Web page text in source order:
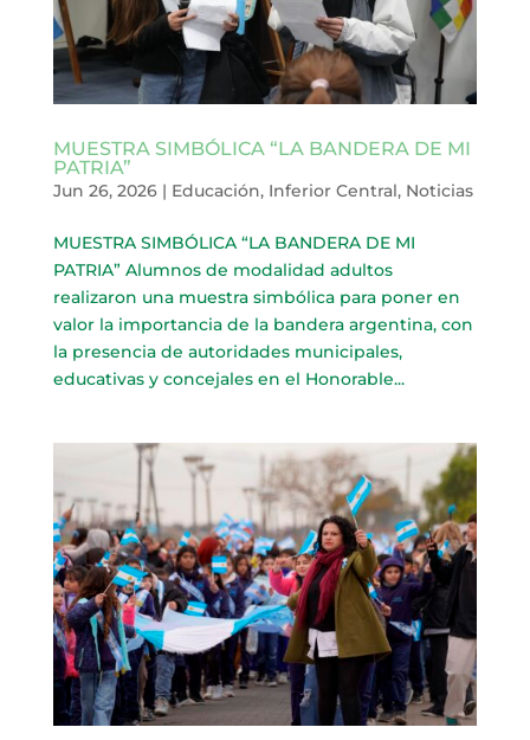
MUESTRA SIMBÓLICA “LA BANDERA DE MI
PATRIA”
Jun 26, 2026| Educación, Inferior Central, Noticias
MUESTRA SIMBÓLICA “LA BANDERA DE MI
PATRIA” Alumnos de modalidad adultos
realizaron una muestra simbólica para poner en
valor la importancia de la bandera argentina, con
la presencia de autoridades municipales,
educativas y concejales en el Honorable...